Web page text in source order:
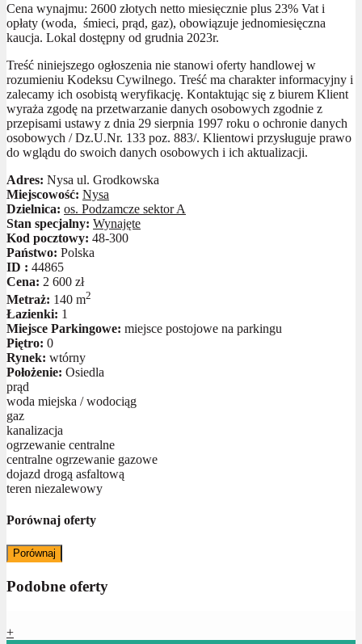
Cena wynajmu: 2600 złotych netto miesięcznie plus 23% Vat i
opłaty (woda, śmieci, prąd, gaz), obowiązuje jednomiesięczna
kaucja. Lokal dostępny od grudnia 2023r.
Treść niniejszego ogłoszenia nie stanowi oferty handlowej w
rozumieniu Kodeksu Cywilnego. Treść ma charakter informacyjny i
zalecamy ich osobistą weryfikację. Kontaktując się z biurem Klient
wyraża zgodę na przetwarzanie danych osobowych zgodnie z
przepisami ustawy z dnia 29 sierpnia 1997 roku o ochronie danych
osobowych / Dz.U.Nr. 133 poz. 883/. Klientowi przysługuje prawo
do wglądu do swoich danych osobowych i ich aktualizacji.
Adres: Nysa ul. Grodkowska
Miejscowość: Nysa
Dzielnica: os. Podzamcze sektor A
Stan specjalny: Wynajęte
Kod pocztowy: 48-300
Państwo: Polska
ID : 44865
Cena: 2 600 zł
Metraż: 140 m2
Łazienki: 1
Miejsce Parkingowe: miejsce postojowe na parkingu
Piętro: 0
Rynek: wtórny
Położenie: Osiedla
prąd
woda miejska / wodociąg
gaz
kanalizacja
ogrzewanie centralne
centralne ogrzewanie gazowe
dojazd drogą asfaltową
teren niezalewowy
Porównaj oferty
Porównaj
Podobne oferty
+